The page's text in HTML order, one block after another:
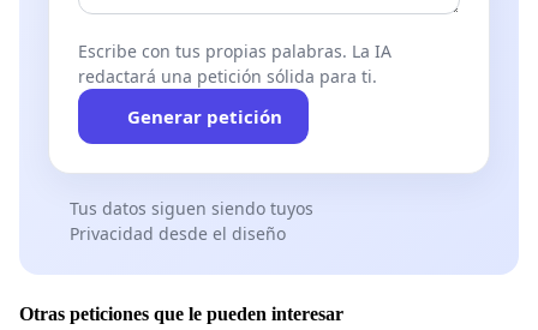
Escribe con tus propias palabras. La IA
redactará una petición sólida para ti.
Generar petición
Tus datos siguen siendo tuyos
Privacidad desde el diseño
Otras peticiones que le pueden interesar